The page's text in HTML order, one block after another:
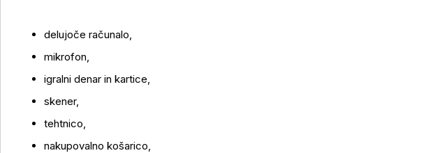
delujoče računalo,
mikrofon,
igralni denar in kartice,
skener,
tehtnico,
nakupovalno košarico,